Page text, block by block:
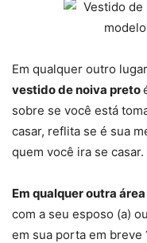
Em qualquer outro
vestido de noiva preto
sobre se você está
casar, reflita se é sua
quem você ira se casar.
Em qualquer outra
com a seu esposo (a)
em sua porta em breve